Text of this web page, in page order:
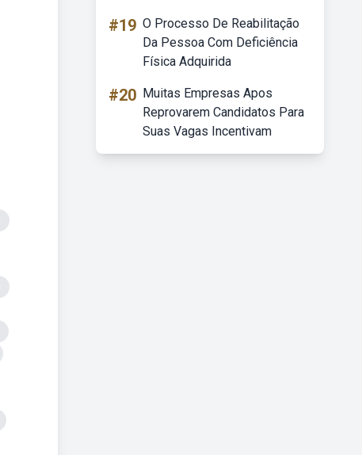
#19 O Processo De Reabilitação
Da Pessoa Com Deficiência
Física Adquirida
#20 Muitas Empresas Apos
Reprovarem Candidatos Para
Suas Vagas Incentivam